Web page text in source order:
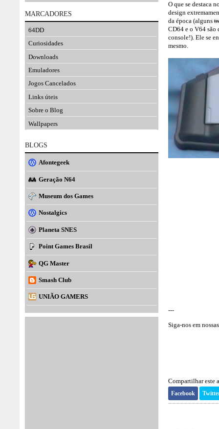
O que se destaca
design
da época (alguns
CD64 e o V64 são
console!). Ele se
mesmo.
---
Siga-nos em
Compartilhar este
Facebook
MARCADORES
64DD
Curiosidades
Downloads
Emuladores
Jogos Cancelados
Links úteis
Sobre o Blog
Wallpapers
BLOGS
Afontegeek
Geração N64
Museum dos Games
Nostalgics
Planeta SNES
Point Games Brasil
QG Master
Smash Club
UNIÃO GAMERS